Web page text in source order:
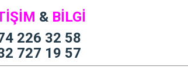
& BİLGİ
226 32 58
727 19 57